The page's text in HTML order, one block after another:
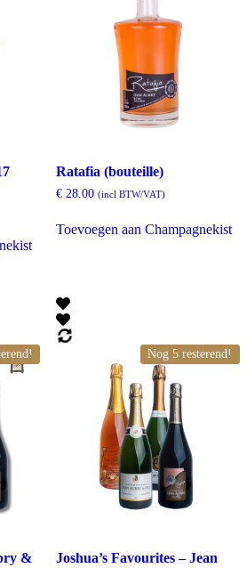
Ratafia (bouteille)
€28.00 (incl BTW/VAT)
Toevoegen aan Champagnekist
&
Nog 5 resterend!
Joshua’s Favourites – Jean